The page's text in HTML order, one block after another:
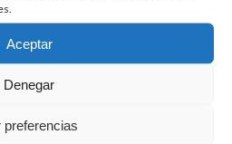
Aceptar
Denegar
preferencias
W1VPF80/4